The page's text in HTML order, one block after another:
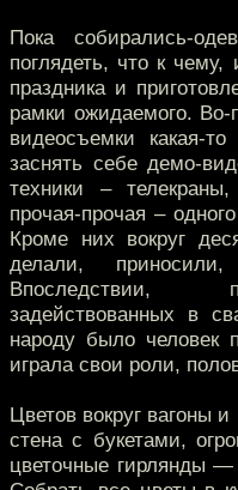
Пока собирались-
поглядеть, что к
праздника и
рамки ожидаемого. Во-
видеосъемки какая-
заснять себе демо-
техники –
прочая-прочая –
Кроме них вокруг
делали,
Впоследствии,
задействованных в
народу было человек
играла свои роли,
Цветов вокруг вагоны
стена с букетами,
цветочные гирлянды —